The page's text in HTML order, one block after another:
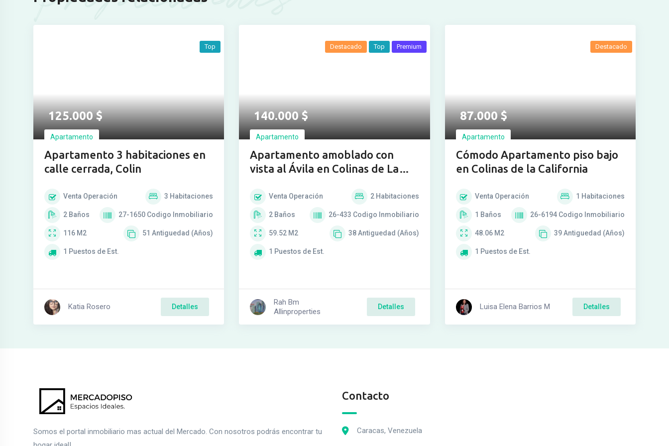
125.000$
Apartamento
Apartamento 3 habitaciones en
calle cerrada, Colin
Top
Venta Operación 3 Habitaciones
2 Baños 27-1650 Codigo Inmobiliario
116 M2 51Antiguedad (Años)
1 Puestos de Est.
Katia Rosero Detalles
140.000$
Apartamento
Apartamento amoblado con
vista al Ávila en Colinas de La
Destacado Top Premium
Venta Operación 2 Habitaciones
2 Baños 26-433 Codigo Inmobiliario
59.52 M2 38Antiguedad (Años)
1 Puestos de Est.
Rah Bm
Allinproperties
Detalles
87.000$
Apartamento
Cómodo Apartamento piso bajo
en Colinas de la California
Destacado
Venta Operación 1 Habitaciones
1 Baños 26-6194 Codigo Inmobiliario
48.06 M2 39Antiguedad (Años)
1 Puestos de Est.
Luisa Elena Barrios M Detalles
Somos el portal inmobiliario mas actual del Mercado. Con nosotros podrás encontrar tu
Contacto
Caracas, Venezuela